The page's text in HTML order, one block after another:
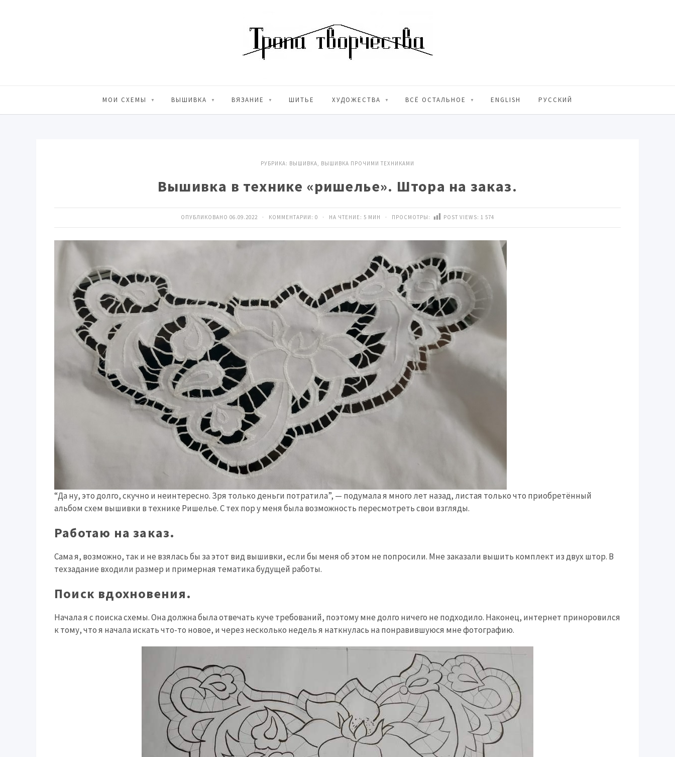
МОИ СХЕМЫ ВЫШИВКА ВЯЗАНИЕ ШИТЬЕ ХУДОЖЕСТВА ВСЁ ОСТАЛЬНОЕ ENGLISH РУССКИЙ
РУБРИКА: ВЫШИВКА, ВЫШИВКА ПРОЧИМИ ТЕХНИКАМИ
Вышивка в технике «ришелье». Штора на заказ.
ОПУБЛИКОВАНО 06.09.2022 · КОММЕНТАРИИ: 0 · НА ЧТЕНИЕ: 5 МИН · ПРОСМОТРЫ: POST VIEWS: 1 574
“Да ну, это долго, скучно и неинтересно. Зря только деньги потратила”, — подумала я много лет назад, листая только что приобретённый
альбом схем вышивки в технике Ришелье. С тех пор у меня была возможность пересмотреть свои взгляды.
Работаю на заказ.
Сама я, возможно, так и не взялась бы за этот вид вышивки, если бы меня об этом не попросили. Мне заказали вышить комплект из двух штор. В
техзадание входили размер и примерная тематика будущей работы.
Поиск вдохновения.
Начала я с поиска схемы. Она должна была отвечать куче требований, поэтому мне долго ничего не подходило. Наконец, интернет приноровился
к тому, что я начала искать что-то новое, и через несколько недель я наткнулась на понравившуюся мне фотографию.